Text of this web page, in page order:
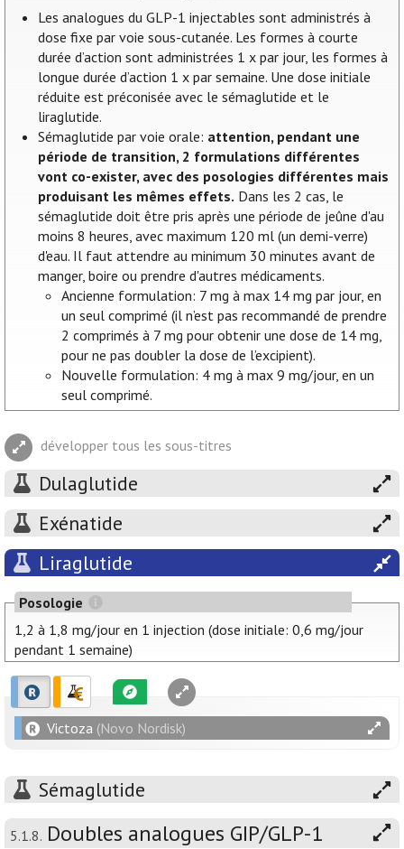
Les analogues du GLP-1 injectables sont administrés à
dose fixe par voie sous-cutanée. Les formes à courte
durée d’action sont administrées 1 x par jour, les formes à
longue durée d’action 1 x par semaine. Une dose initiale
réduite est préconisée avec le sémaglutide et le
liraglutide.
Sémaglutide par voie orale: attention, pendant une
période de transition, 2 formulations différentes
vont co-exister, avec des posologies différentes mais
produisant les mêmes effets. Dans les 2 cas, le
sémaglutide doit être pris après une période de jeûne d'au
moins 8 heures, avec maximum 120 ml (un demi-verre)
d'eau. Il faut attendre au minimum 30 minutes avant de
manger, boire ou prendre d'autres médicaments.
Ancienne formulation: 7 mg à max 14 mg par jour, en
un seul comprimé (il n’est pas recommandé de prendre
2 comprimés à 7 mg pour obtenir une dose de 14 mg,
pour ne pas doubler la dose de l’excipient).
Nouvelle formulation: 4 mg à max 9 mg/jour, en un
seul comprimé.
développer tous les sous-titres
Dulaglutide
Exénatide
Liraglutide
Posologie
1,2 à 1,8 mg/jour en 1 injection (dose initiale: 0,6 mg/jour
pendant 1 semaine)
Victoza (Novo Nordisk)
Sémaglutide
5.1.8. Doubles analogues GIP/GLP-1